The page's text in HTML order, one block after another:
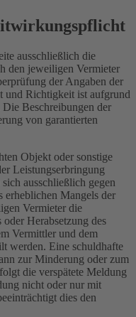
ausschließlich die
den jeweiligen Vermieter
der Angaben der
und Richtigkeit ist aufgrund
Beschreibungen der
von garantierten
Objekt oder sonstige
Leistungserbringung
ausschließlich gegen
erheblichen Mangels der
Vermieter die
oder Herabsetzung des
Vermittler und dem
werden. Eine schuldhafte
zur Minderung oder zum
die verspätete Meldung
nicht oder nur mit
dies den